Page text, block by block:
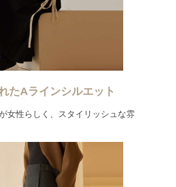
たAラインシルエット
女性らしく、スタイリッシュな雰